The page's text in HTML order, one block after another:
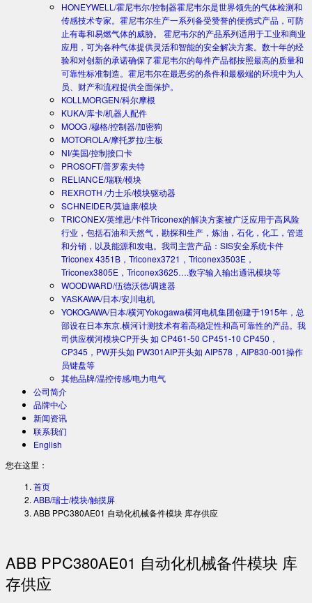
HONEYWELL/霍尼韦尔/控制器霍尼韦尔是世界领先的气体检测和
传感技术专家。霍尼韦尔生产一系列备受赞誉的便携式产品，可防
止有毒和易燃气体的威胁。 霍尼韦尔的产品系列适用于工业和商业
应用，可为各种气体提供灵活和智能的安全解决方案。数十年的经
验和对创新的承诺确保了霍尼韦尔的每件产品都按照最高的质量和
可靠性标准制造。霍尼韦尔在最恶劣的条件和最极端的环境中为人
员、财产和流程提供全面保护。
KOLLMORGEN/科尔摩根
KUKA/库卡/机器人配件
MOOG /穆格/控制器/加密狗
MOTOROLA/摩托罗拉/主板
NI/美国/控制接口卡
PROSOFT/普罗索夫特
RELIANCE/瑞联/模块
REXROTH /力士乐/模块驱动器
SCHNEIDER/莫迪康/模块
TRICONEX/英维思/卡件Triconex的解决方案被广泛应用于高风险
行业，包括石油和天然气，勘探和生产，炼油，石化，化工，管道
和分销，以及能源和发电。我司主营产品：SIS安全系统卡件
Triconex 4351B，Triconex3721，Triconex3503E，
Triconex3805E，Triconex3625….数字输入输出通讯模块等
WOODWARD/伍德沃德/调速器
YASKAWA/日本/安川电机
YOKOGAWA/日本/横河Yokogawa横河电机集团创建于1915年，总
部设在日本东京.横河计测技术有着高稳定性和高可靠性的产品。我
司供应横河模块CP开头 如 CP461-50 CP451-10 CP450，
CP345，PW开头如 PW301AIP开头如 AIP578，AIP830-001操作
员键盘等
其他品牌/温控传感/电力电气
公司简介
品牌中心
新闻资讯
联系我们
English
您在这里：
首页
ABB/瑞士/模块/触摸屏
ABB PPC380AE01 自动化机械备件模块 库存供应
ABB PPC380AE01 自动化机械备件模块 库
存供应